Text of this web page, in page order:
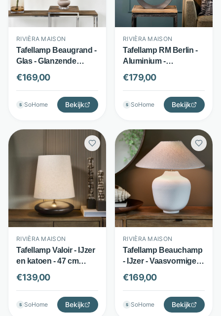
RIVIÈRA MAISON
Tafellamp Beaugrand -
Glas - Glanzende
lampvoet exclusief kap
- Beige - Rivièra
Maison
€169,00
S SoHome Bekijk
RIVIÈRA MAISON
Tafellamp RM Berlin -
Aluminium -
Ringvormige lampvoet
excl. kap - Grijs -
Rivièra Maison
€179,00
S SoHome Bekijk
RIVIÈRA MAISON
Tafellamp Valoir - IJzer
en katoen - 47 cm
hoog - Naturel - Rivièra
Maison
€139,00
S SoHome Bekijk
RIVIÈRA MAISON
Tafellamp Beauchamp
- IJzer - Vaasvormige
Lampenvoet - Wit -
Rivièra Maison
€169,00
S SoHome Bekijk